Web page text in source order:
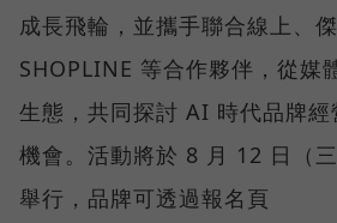
成長飛輪，並攜手聯合線上、傑
SHOPLINE 等合作夥伴，從媒
生態，共同探討 AI 時代品牌
機會。活動將於 8 月 12 日（
舉行，品牌可透過報名頁